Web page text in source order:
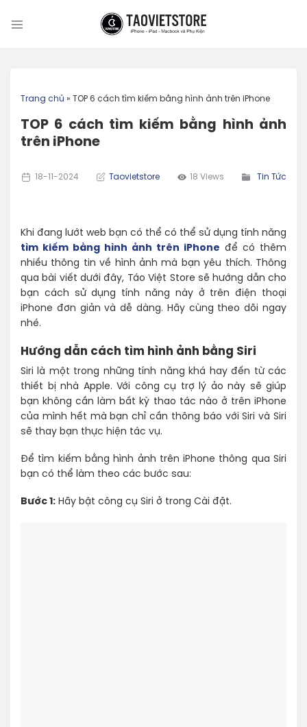
Trang chủ » TOP 6 cách tìm kiếm bằng hình ảnh trên iPhone
TOP 6 cách tìm kiếm bằng hình ảnh
trên iPhone
18-11-2024 Taovietstore 18 Views Tin Tức
Khi đang lướt web bạn có thể có thể sử dụng tính năng
tìm kiếm bằng hình ảnh trên iPhone để có thêm
nhiều thông tin về hình ảnh mà bạn yêu thích. Thông
qua bài viết dưới đây, Táo Việt Store sẽ hướng dẫn cho
bạn cách sử dụng tính năng này ở trên điện thoại
iPhone đơn giản và dễ dàng. Hãy cùng theo dõi ngay
nhé.
Hướng dẫn cách tìm hình ảnh bằng Siri
Siri là một trong những tính năng khá hay đến từ các
thiết bị nhà Apple. Với công cụ trợ lý ảo này sẽ giúp
bạn không cần làm bất kỳ thao tác nào ở trên iPhone
của mình hết mà bạn chỉ cần thông báo với Siri và Siri
sẽ thay bạn thực hiện tác vụ.
Để tìm kiếm bằng hình ảnh trên iPhone thông qua Siri
bạn có thể làm theo các bước sau:
Bước 1: Hãy bật công cụ Siri ở trong Cài đặt.